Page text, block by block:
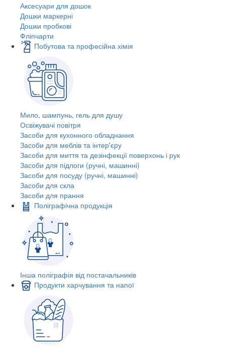
Аксесуари для дошок
Дошки маркерні
Дошки пробкові
Фліпчарти
Побутова та професійна хімія
Мило, шампунь, гель для душу
Освіжувачі повітря
Засоби для кухонного обладнання
Засоби для меблів та інтер'єру
Засоби для миття та дезінфекції поверхонь і рук
Засоби для підлоги (ручні, машинні)
Засоби для посуду (ручні, машинні)
Засоби для скла
Засоби для прання
Поліграфічна продукція
Інша поліграфія від постачальників
Продукти харчування та напої